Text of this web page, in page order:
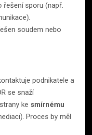
sporu (např.
soudem nebo
podnikatele a
se snaží
ke smírnému
Proces by měl